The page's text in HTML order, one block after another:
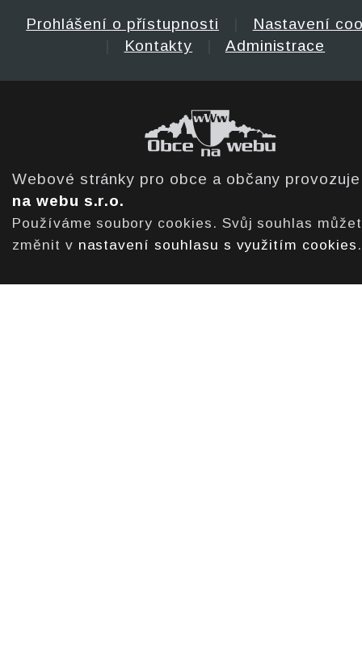
Prohlášení o přístupnosti
Nastavení
Kontakty Administrace
Webové stránky pro obce a občany
na webu s.r.o.
Používáme soubory cookies. Svůj souhlas
změnit v nastavení souhlasu s využitím cookies .